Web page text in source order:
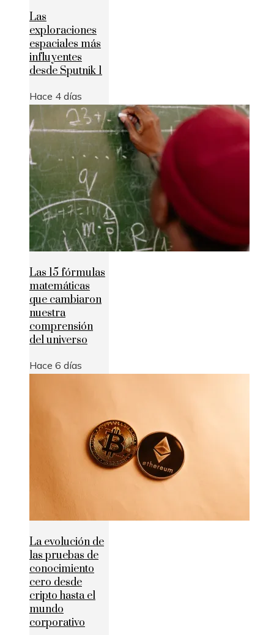
Las
exploraciones
espaciales más
influyentes
desde Sputnik 1
Hace 4 días
Las 15 fórmulas
matemáticas
que cambiaron
nuestra
comprensión
del universo
Hace 6 días
La evolución de
las pruebas de
conocimiento
cero desde
cripto hasta el
mundo
corporativo